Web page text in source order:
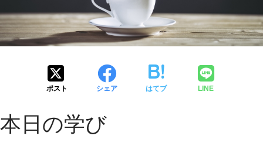
ポスト シェア はてブ LINE
本日の学び